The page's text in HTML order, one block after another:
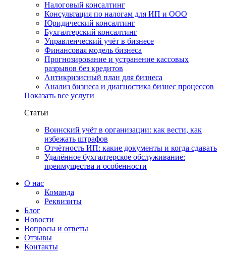
Налоговый консалтинг
Консультация по налогам для ИП и ООО
Юридический консалтинг
Бухгалтерский консалтинг
Управленческий учёт в бизнесе
Финансовая модель бизнеса
Прогнозирование и устранение кассовых
разрывов без кредитов
Антикризисный план для бизнеса
Анализ бизнеса и диагностика бизнес процессов
Показать все услуги
Статьи
Воинский учёт в организации: как вести, как
избежать штрафов
Отчётность ИП: какие документы и когда сдавать
Удалённое бухгалтерское обслуживание:
преимущества и особенности
О нас
Команда
Реквизиты
Блог
Новости
Вопросы и ответы
Отзывы
Контакты